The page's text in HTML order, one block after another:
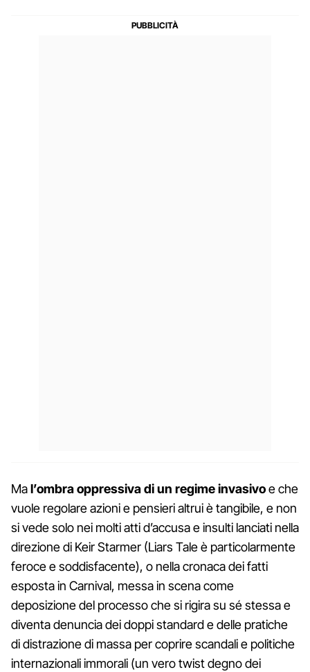
Mal’ombra oppressiva di un regime invasivoe che
vuole regolare azioni e pensieri altrui è tangibile, e non
si vede solo nei molti atti d’accusa e insulti lanciati nella
direzione di Keir Starmer (Liars Tale è particolarmente
feroce e soddisfacente), o nella cronaca dei fatti
esposta in Carnival, messa in scena come
deposizione del processo che si rigira su sé stessa e
diventa denuncia dei doppi standard e delle pratiche
di distrazione di massa per coprire scandali e politiche
internazionali immorali (un vero twist degno dei